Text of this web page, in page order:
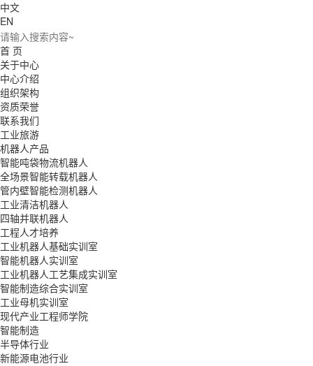
中文
EN
首 页
关于中心
中心介绍
组织架构
资质荣誉
联系我们
工业旅游
机器人产品
智能吨袋物流机器人
全场景智能转载机器人
管内壁智能检测机器人
工业清洁机器人
四轴并联机器人
工程人才培养
工业机器人基础实训室
智能机器人实训室
工业机器人工艺集成实训室
智能制造综合实训室
工业母机实训室
现代产业工程师学院
智能制造
半导体行业
新能源电池行业